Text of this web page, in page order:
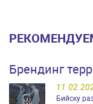
Брендинг
Бийску